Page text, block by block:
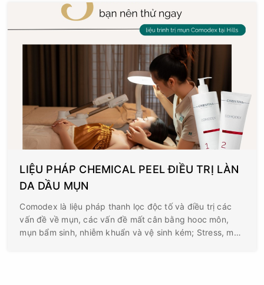
LIỆU PHÁP CHEMICAL PEEL ĐIỀU TRỊ LÀN
DA DẦU MỤN
Comodex là liệu pháp thanh lọc độc tố và điều trị các
vấn đề về mụn, các vấn đề mất cân bằng hooc môn,
mụn bẩm sinh, nhiễm khuẩn và vệ sinh kém; Stress, mất